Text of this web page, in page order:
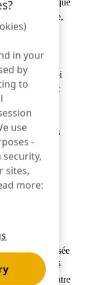
clé, ou pire,
soit une
arme à
d'un
laissez-moi
aidé des
trouver
positive des
D'une part,
organisée
de sécurité
D'autre
in your
by
to
use
-
sites,
more: